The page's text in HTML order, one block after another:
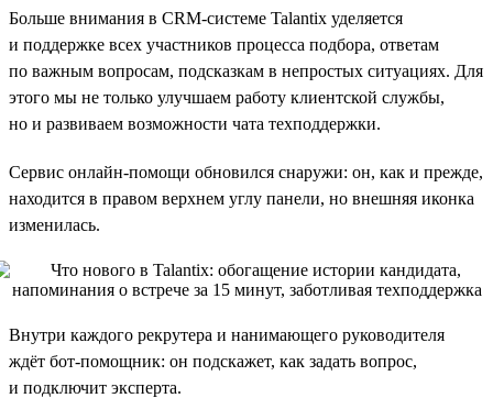
Больше внимания в CRM-системе Talantix уделяется
и поддержке всех участников процесса подбора, ответам
по важным вопросам, подсказкам в непростых ситуациях. Для
этого мы не только улучшаем работу клиентской службы,
но и развиваем возможности чата техподдержки.
Сервис онлайн-помощи обновился снаружи: он, как и прежде,
находится в правом верхнем углу панели, но внешняя иконка
изменилась.
Внутри каждого рекрутера и нанимающего руководителя
ждёт бот-помощник: он подскажет, как задать вопрос,
и подключит эксперта.